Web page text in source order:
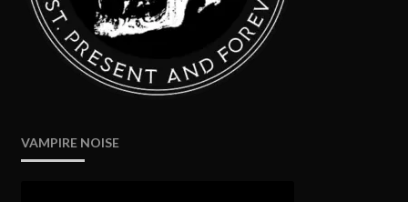
VAMPIRE NOISE